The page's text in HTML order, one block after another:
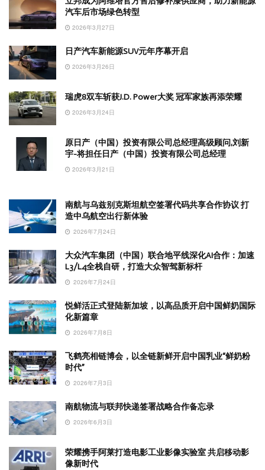
汽车后市场绿色转型
2026年3月27日
日产汽车新能源SUV元年序幕开启
2026年3月26日
瑞虎8双车斩获J.D. Power大奖 冠军家族再添荣耀
2026年3月24日
原日产（中国）投资有限公司总经理高级顾问,刘新
宇-将担任日产（中国）投资有限公司总经理
2026年3月21日
南航与乌兹别克斯坦航空签署代码共享合作协议 打
造中乌航空出行新体验
2026年7月24日
大众汽车集团（中国）联合地平线深化AI合作：加速
L3/L4全栈自研，打造大众智驾新标杆
2026年7月24日
悦鲜活正式登陆新加坡，以高品质开启中国鲜奶国际
化新篇章
2026年7月8日
飞鹤亮相链博会，以全链新鲜开启中国乳业“鲜奶粉
时代”
2026年7月3日
南航物流与联邦快递签署战略合作备忘录
2026年6月3日
荣耀携手阿莱打造电影工业影像实验室 共启移动影
像新时代